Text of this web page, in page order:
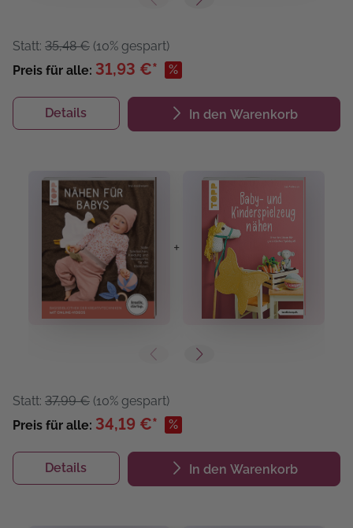
Statt: 35,48 € (10% gespart)
Preis für alle: 31,93 €* %
Details In den Warenkorb
+
Statt: 37,99 € (10% gespart)
Preis für alle: 34,19 €* %
Details In den Warenkorb